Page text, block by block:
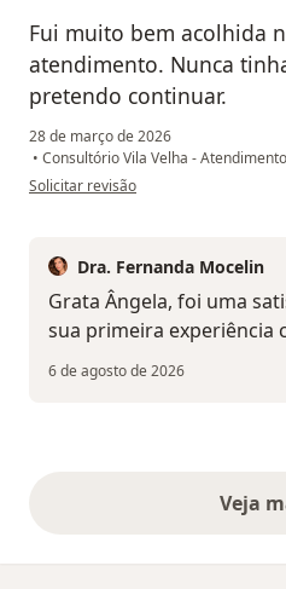
Fui muito bem acolhida
atendimento. Nunca
pretendo continuar.
28 de março de 2026
• Consultório Vila Velha -
na opinião do utilizador Angela
Solicitar revisão
Dra. Fernanda Mocelin
Grata Ângela, foi uma
sua primeira experiência
6 de agosto de 2026
Veja